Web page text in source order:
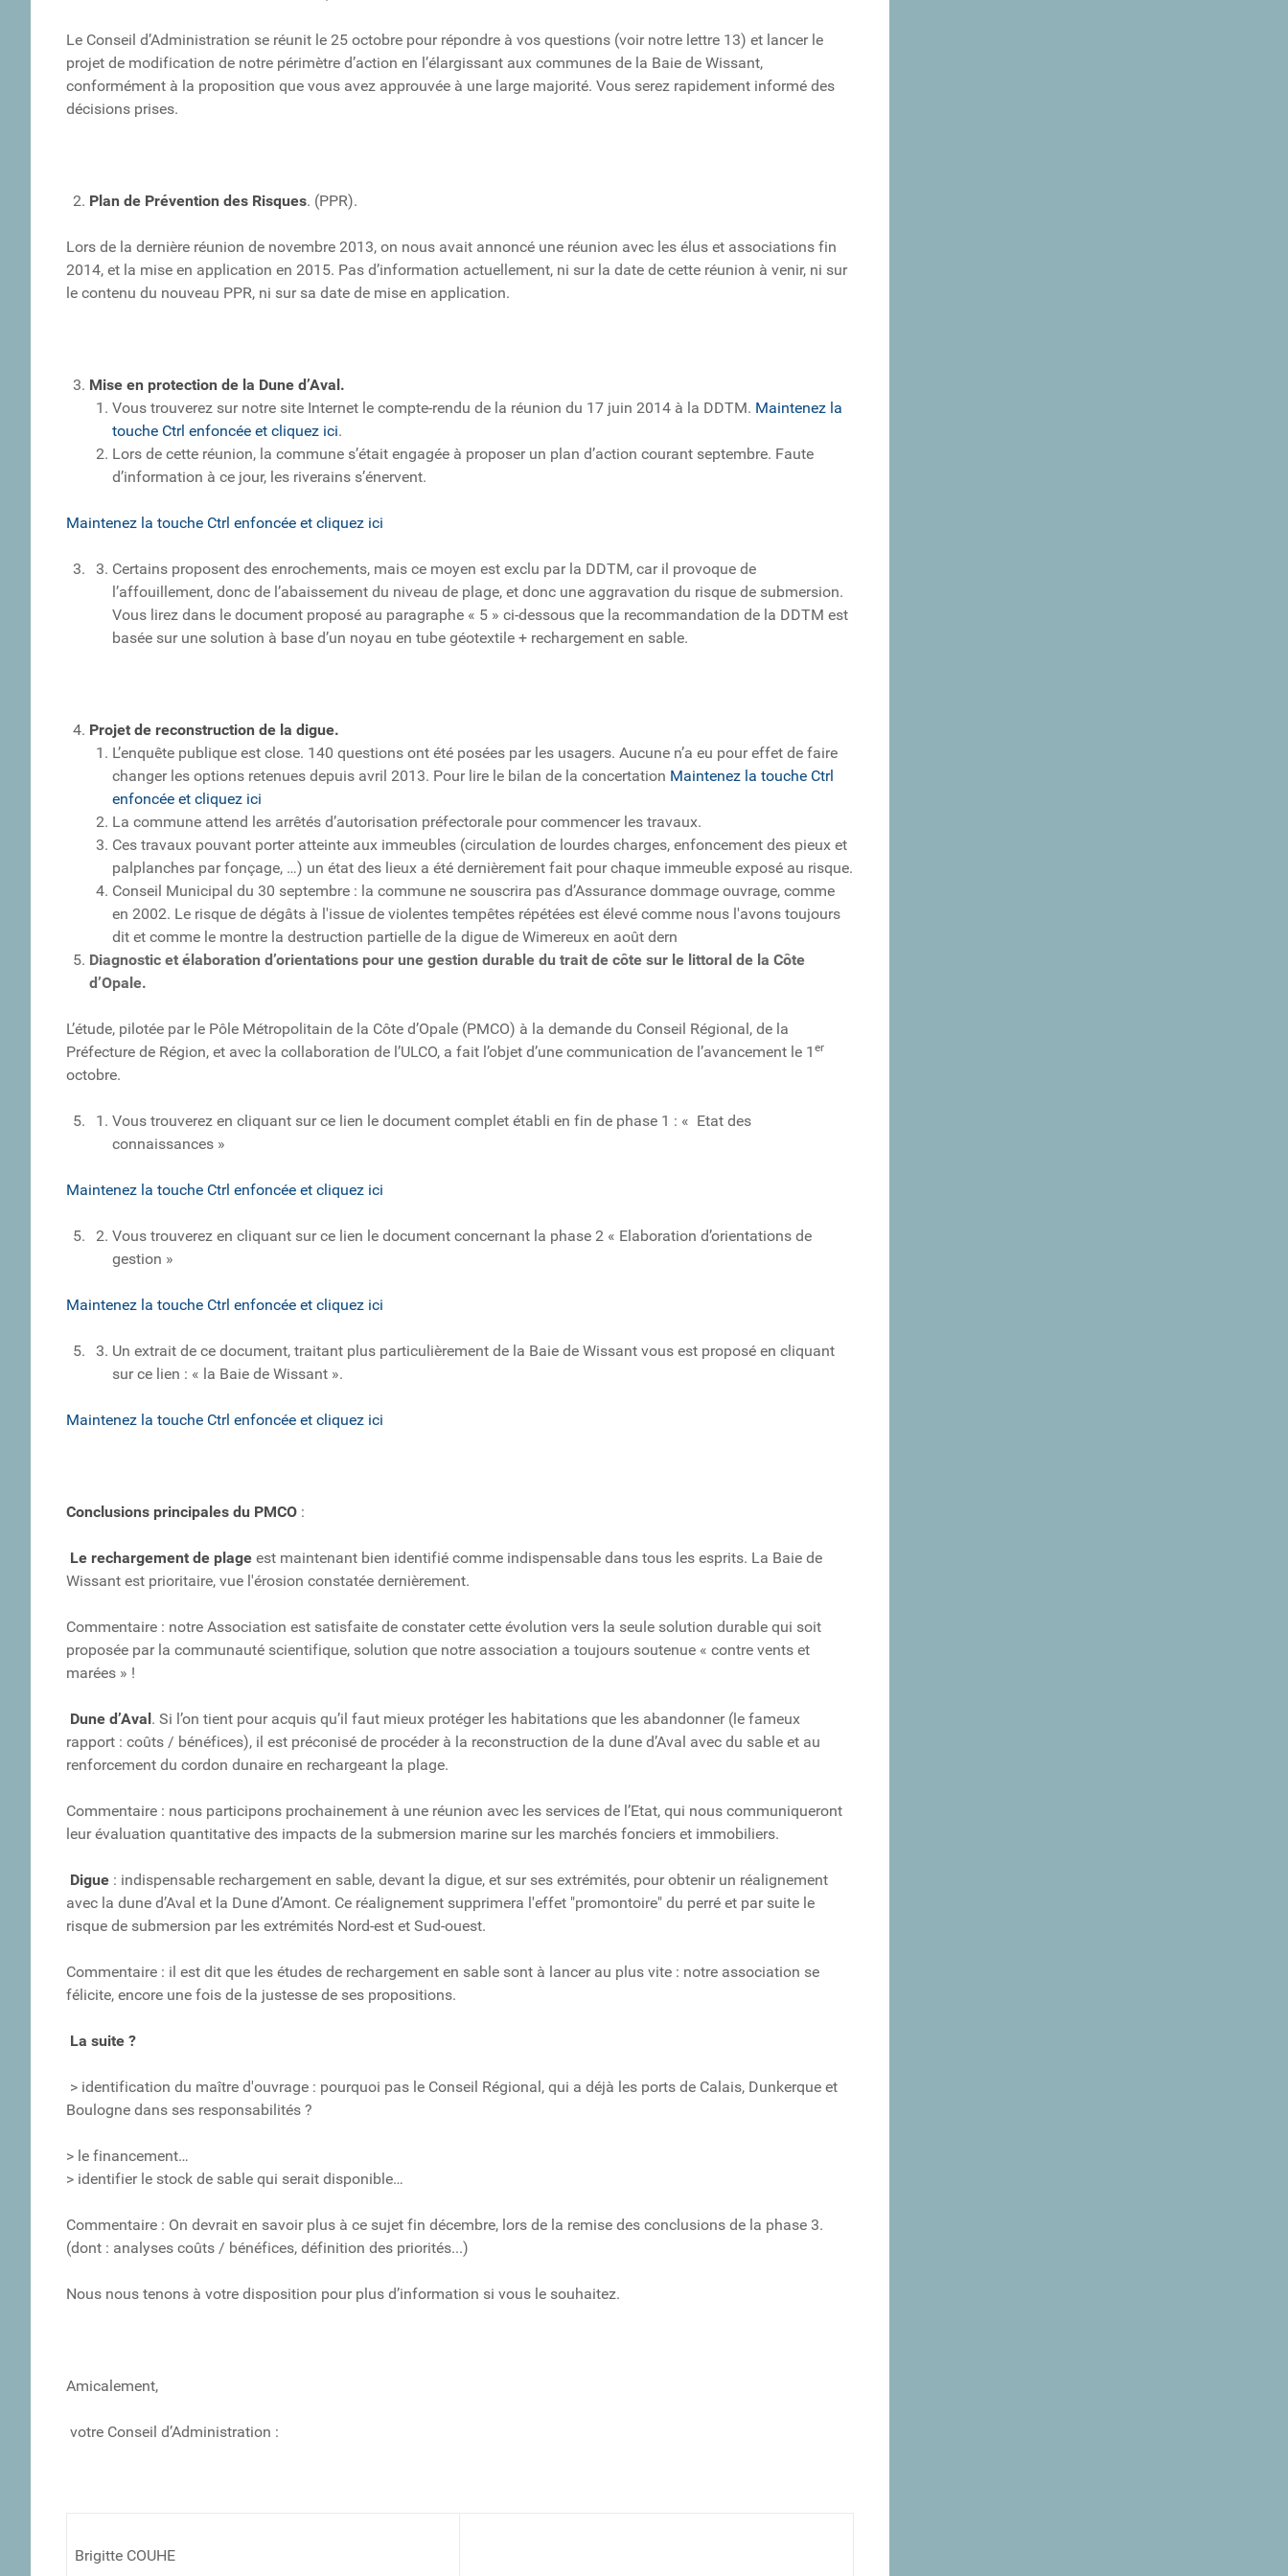
Le Conseil d’Administration se réunit le 25 octobre pour répondre à vos questions (voir notre lettre 13) et lancer le
projet de modification de notre périmètre d’action en l’élargissant aux communes de la Baie de Wissant,
conformément à la proposition que vous avez approuvée à une large majorité. Vous serez rapidement informé des
décisions prises.
Plan de Prévention des Risques. (PPR).
Lors de la dernière réunion de novembre 2013, on nous avait annoncé une réunion avec les élus et associations fin
2014, et la mise en application en 2015. Pas d’information actuellement, ni sur la date de cette réunion à venir, ni sur
le contenu du nouveau PPR, ni sur sa date de mise en application.
Mise en protection de la Dune d’Aval.
Vous trouverez sur notre site Internet le compte-rendu de la réunion du 17 juin 2014 à la DDTM. Maintenez la
touche Ctrl enfoncée et cliquez ici.
Lors de cette réunion, la commune s’était engagée à proposer un plan d’action courant septembre. Faute
d’information à ce jour, les riverains s’énervent.
Maintenez la touche Ctrl enfoncée et cliquez ici
Certains proposent des enrochements, mais ce moyen est exclu par la DDTM, car il provoque de
l’affouillement, donc de l’abaissement du niveau de plage, et donc une aggravation du risque de submersion.
Vous lirez dans le document proposé au paragraphe « 5 » ci-dessous que la recommandation de la DDTM est
basée sur une solution à base d’un noyau en tube géotextile + rechargement en sable.
Projet de reconstruction de la digue.
L’enquête publique est close. 140 questions ont été posées par les usagers. Aucune n’a eu pour effet de faire
changer les options retenues depuis avril 2013. Pour lire le bilan de la concertation Maintenez la touche Ctrl
enfoncée et cliquez ici
La commune attend les arrêtés d’autorisation préfectorale pour commencer les travaux.
Ces travaux pouvant porter atteinte aux immeubles (circulation de lourdes charges, enfoncement des pieux et
palplanches par fonçage, …) un état des lieux a été dernièrement fait pour chaque immeuble exposé au risque.
Conseil Municipal du 30 septembre : la commune ne souscrira pas d’Assurance dommage ouvrage, comme
en 2002. Le risque de dégâts à l'issue de violentes tempêtes répétées est élevé comme nous l'avons toujours
dit et comme le montre la destruction partielle de la digue de Wimereux en août dern
Diagnostic et élaboration d’orientations pour une gestion durable du trait de côte sur le littoral de la Côte
d’Opale.
L’étude, pilotée par le Pôle Métropolitain de la Côte d’Opale (PMCO) à la demande du Conseil Régional, de la
Préfecture de Région, et avec la collaboration de l’ULCO, a fait l’objet d’une communication de l’avancement le 1 er
octobre.
Vous trouverez en cliquant sur ce lien le document complet établi en fin de phase 1 : « Etat des
connaissances »
Maintenez la touche Ctrl enfoncée et cliquez ici
Vous trouverez en cliquant sur ce lien le document concernant la phase 2 « Elaboration d’orientations de
gestion »
Maintenez la touche Ctrl enfoncée et cliquez ici
Un extrait de ce document, traitant plus particulièrement de la Baie de Wissant vous est proposé en cliquant
sur ce lien : « la Baie de Wissant ».
Maintenez la touche Ctrl enfoncée et cliquez ici
Conclusions principales du PMCO :
Le rechargement de plage est maintenant bien identifié comme indispensable dans tous les esprits. La Baie de
Wissant est prioritaire, vue l'érosion constatée dernièrement.
Commentaire : notre Association est satisfaite de constater cette évolution vers la seule solution durable qui soit
proposée par la communauté scientifique, solution que notre association a toujours soutenue « contre vents et
marées » !
Dune d’Aval. Si l’on tient pour acquis qu’il faut mieux protéger les habitations que les abandonner (le fameux
rapport : coûts / bénéfices), il est préconisé de procéder à la reconstruction de la dune d’Aval avec du sable et au
renforcement du cordon dunaire en rechargeant la plage.
Commentaire : nous participons prochainement à une réunion avec les services de l’Etat, qui nous communiqueront
leur évaluation quantitative des impacts de la submersion marine sur les marchés fonciers et immobiliers.
Digue : indispensable rechargement en sable, devant la digue, et sur ses extrémités, pour obtenir un réalignement
avec la dune d’Aval et la Dune d’Amont. Ce réalignement supprimera l'effet "promontoire" du perré et par suite le
risque de submersion par les extrémités Nord-est et Sud-ouest.
Commentaire : il est dit que les études de rechargement en sable sont à lancer au plus vite : notre association se
félicite, encore une fois de la justesse de ses propositions.
La suite ?
> identification du maître d'ouvrage : pourquoi pas le Conseil Régional, qui a déjà les ports de Calais, Dunkerque et
Boulogne dans ses responsabilités ?
> le financement…
> identifier le stock de sable qui serait disponible…
Commentaire : On devrait en savoir plus à ce sujet fin décembre, lors de la remise des conclusions de la phase 3.
(dont : analyses coûts / bénéfices, définition des priorités...)
Nous nous tenons à votre disposition pour plus d’information si vous le souhaitez.
Amicalement,
votre Conseil d’Administration :
Brigitte COUHE